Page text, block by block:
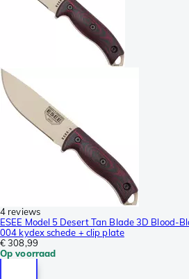
4 reviews
ESEE Model 5 Desert Tan Blade 3D Blood-
004 kydex schede + clip plate
€ 308,99
Op voorraad